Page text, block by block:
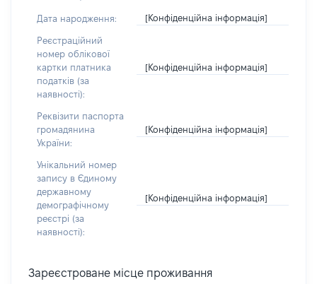
Дата народження: [Конфіденційна інформація]
Реєстраційний
номер облікової
картки платника
податків (за
наявності):
[Конфіденційна інформація]
Реквізити паспорта
громадянина
України:
[Конфіденційна інформація]
Унікальний номер
запису в Єдиному
державному
демографічному
реєстрі (за
наявності):
[Конфіденційна інформація]
Зареєстроване місце проживання